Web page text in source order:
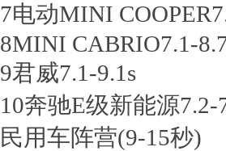
7电动MINI COOPER
8MINI CABRIO7.1-
9君威7.1-9.1s
10奔驰E级新能源7.2-
民用车阵营(9-15秒)